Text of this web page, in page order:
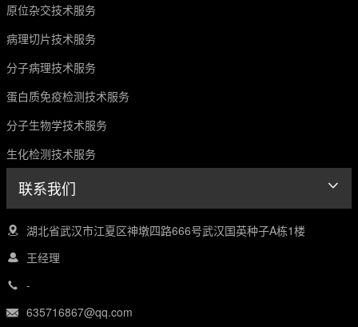
原位杂交技术服务
病理切片技术服务
分子病理技术服务
蛋白质免疫检测技术服务
分子生物学技术服务
生化检测技术服务
联系我们
湖北省武汉市江夏区神墩四路666号武汉国英种子A栋1楼
王经理
-
635716867@qq.com